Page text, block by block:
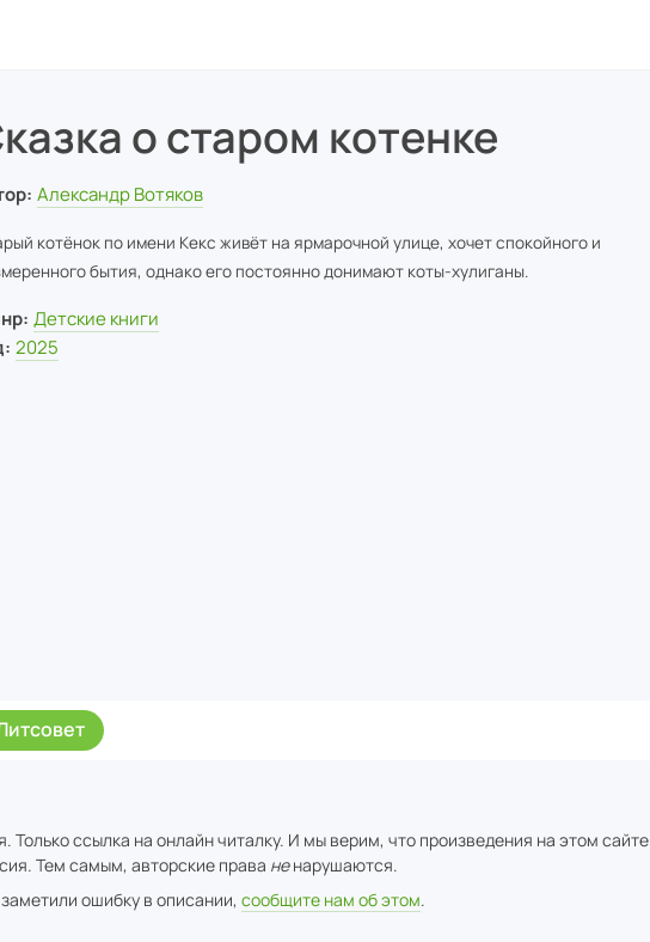
о старом котенке
Александр Вотяков
котёнок по имени Кекс живёт на ярмарочной улице, хочет спокойного и
бытия, однако его постоянно донимают коты-хулиганы.
Детские книги
2025
ссылка на онлайн читалку. И мы верим, что произведения на этом сайте
Тем самым, авторские права ненарушаются.
ошибку в описании, сообщите нам об этом.